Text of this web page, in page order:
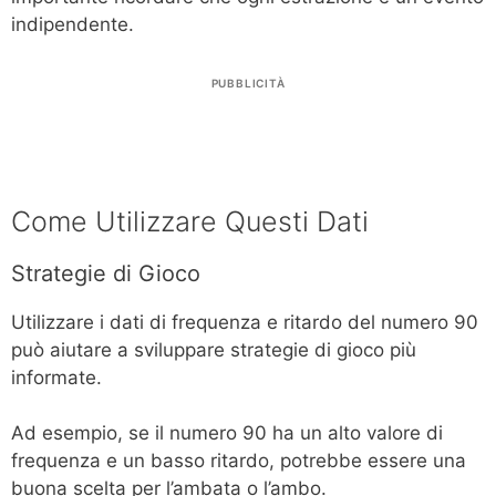
indipendente.
PUBBLICITÀ
Come Utilizzare Questi Dati
Strategie di Gioco
Utilizzare i dati di frequenza e ritardo del numero 90
può aiutare a sviluppare strategie di gioco più
informate.
Ad esempio, se il numero 90 ha un alto valore di
frequenza e un basso ritardo, potrebbe essere una
buona scelta per l’ambata o l’ambo.